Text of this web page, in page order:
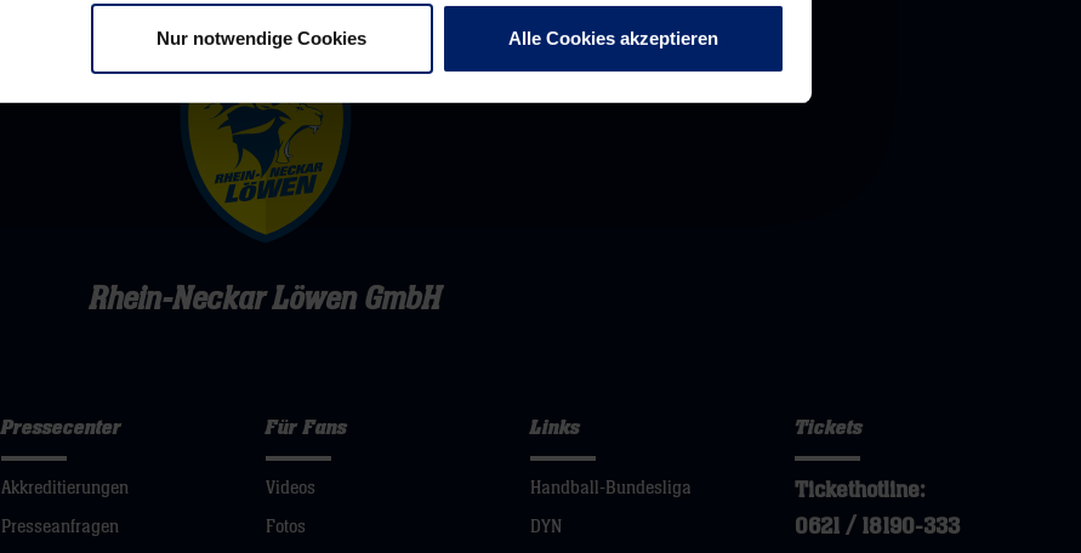
Nur notwendige Cookies Alle Cookies akzeptieren
Rhein-Neckar Löwen GmbH
Pressecenter
Akkreditierungen
Presseanfragen
Für Fans
Videos
Fotos
Links
Handball-Bundesliga
DYN
Tickets
Tickethotline:
0621 / 18190-333